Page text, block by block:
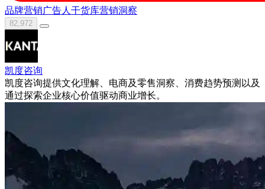
品牌营销广告人干货库营销洞察
82,972
凯度咨询
凯度咨询提供文化理解、电商及零售洞察、消费趋势预测以及
通过探索企业核心价值驱动商业增长。